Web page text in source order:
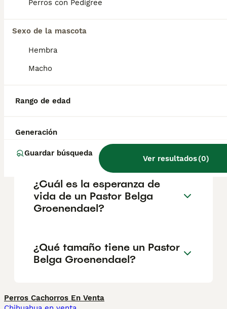
Perros con Pedigree
Sexo de la mascota
Hembra
Macho
Rango de edad
Generación
Guardar búsqueda
Ver resultados(0)
aproximadamente 1000€, aunque los precios
ubicación.
¿Cómo es el carácter de
desventajas de la raza
Pastor Belga Groenendael?
¿Cuál es la esperanza de
vida de un Pastor Belga
Groenendael?
¿Qué tamaño tiene un Pastor
Belga Groenendael?
Perros Cachorros En Venta